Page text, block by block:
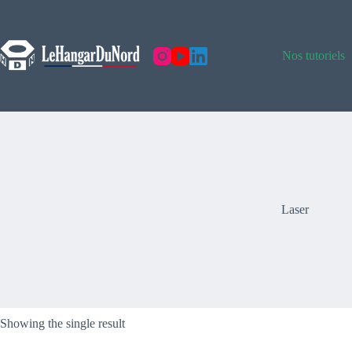
Nos tutoriels
Laser
Showing the single result